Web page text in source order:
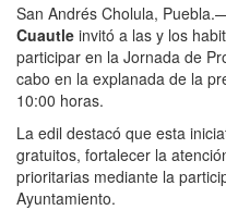
San Andrés Cholula,
Cuautle invitó a las y los
participar en la Jornada de
cabo en la explanada de la
10:00 horas.
La edil destacó que esta
gratuitos, fortalecer la
prioritarias mediante la
Ayuntamiento.